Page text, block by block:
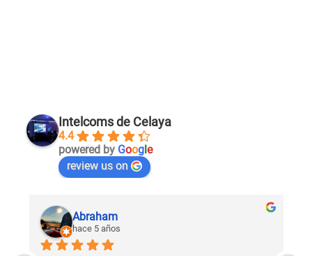
Intelcoms de Celaya
4.4
powered by Google
review us on
Abraham
hace 5 años